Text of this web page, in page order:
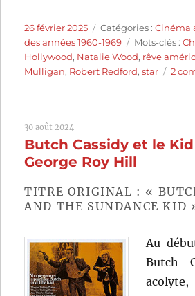
Publié
le
26 février 2025 Catégories
Catégories :Cinéma
des années 1960-1969
Étiquettes
Mots-clés :
Hollywood, Natalie Wood, rêve
Mulligan, Robert Redford,star 2
30 août 2024
Butch Cassidy et le Kid
George Roy Hill
TITRE ORIGINAL : «
AND THE SUNDANCE KID
Au
Butch